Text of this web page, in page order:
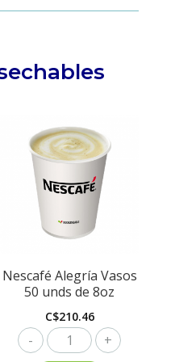
Nescafé Alegría Vasos
50 unds de 8oz
C$210.46
Nescafé
Alegría